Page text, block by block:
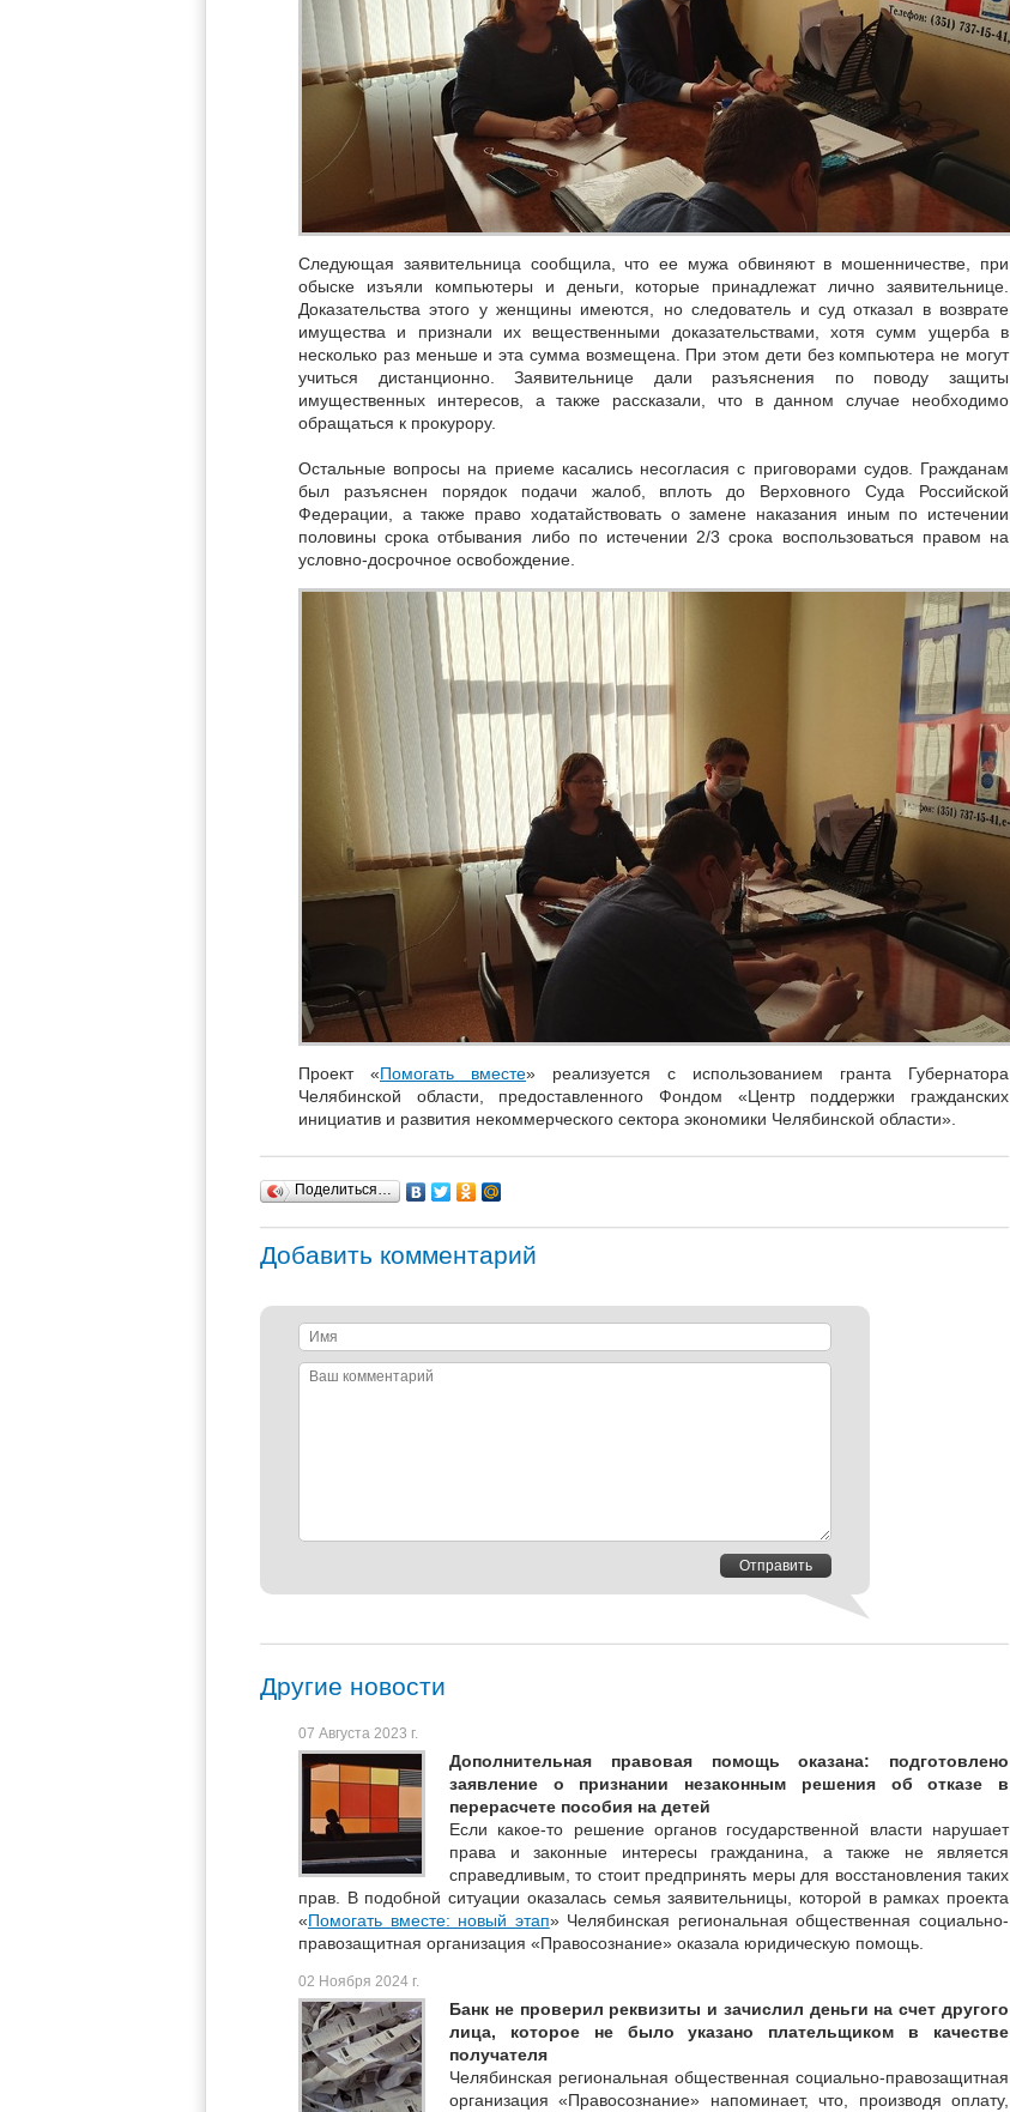
Следующая заявительница сообщила, что ее мужа обвиняют в мошенничестве, при
обыске изъяли компьютеры и деньги, которые принадлежат лично заявительнице.
Доказательства этого у женщины имеются, но следователь и суд отказал в возврате
имущества и признали их вещественными доказательствами, хотя сумм ущерба в
несколько раз меньше и эта сумма возмещена. При этом дети без компьютера не могут
учиться дистанционно. Заявительнице дали разъяснения по поводу защиты
имущественных интересов, а также рассказали, что в данном случае необходимо
обращаться к прокурору.
Остальные вопросы на приеме касались несогласия с приговорами судов. Гражданам
был разъяснен порядок подачи жалоб, вплоть до Верховного Суда Российской
Федерации, а также право ходатайствовать о замене наказания иным по истечении
половины срока отбывания либо по истечении 2/3 срока воспользоваться правом на
условно-досрочное освобождение.
Проект «Помогать вместе» реализуется с использованием гранта Губернатора
Челябинской области, предоставленного Фондом «Центр поддержки гражданских
инициатив и развития некоммерческого сектора экономики Челябинской области».
Поделиться…
Добавить комментарий
Имя
Ваш
Отправить
Другие новости
07 Августа 2023 г.
Дополнительная правовая помощь оказана: подготовлено
заявление о признании незаконным решения об отказе в
перерасчете пособия на детей
Если какое-то решение органов государственной власти нарушает
права и законные интересы гражданина, а также не является
справедливым, то стоит предпринять меры для восстановления таких
прав. В подобной ситуации оказалась семья заявительницы, которой в рамках проекта
«Помогать вместе: новый этап» Челябинская региональная общественная социально-
правозащитная организация «Правосознание» оказала юридическую помощь.
02 Ноября 2024 г.
Банк не проверил реквизиты и зачислил деньги на счет другого
лица, которое не было указано плательщиком в качестве
получателя
Челябинская региональная общественная социально-правозащитная
организация «Правосознание» напоминает, что, производя оплату,